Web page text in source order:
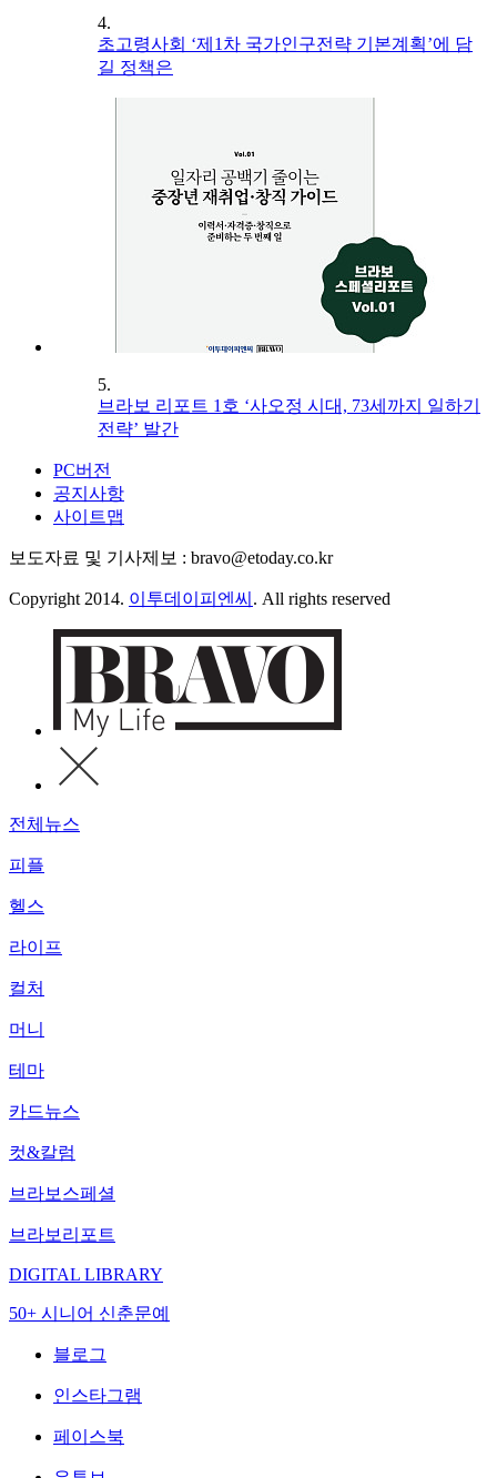
4.
초고령사회 ‘제1차 국가인구전략 기본계획’에 담
길 정책은
5.
브라보 리포트 1호 ‘사오정 시대, 73세까지 일하기
전략’ 발간
PC버전
공지사항
사이트맵
보도자료 및 기사제보 : bravo@etoday.co.kr
Copyright 2014. 이투데이피엔씨 . All rights reserved
전체뉴스
피플
헬스
라이프
컬처
머니
테마
카드뉴스
컷&칼럼
브라보스페셜
브라보리포트
DIGITAL LIBRARY
50+ 시니어 신춘문예
블로그
인스타그램
페이스북